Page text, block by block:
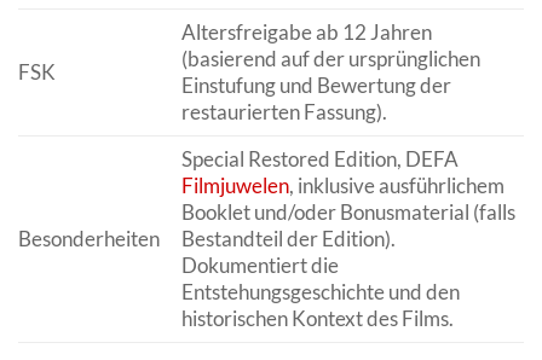
FSK
Altersfreigabe ab 12 Jahren
(basierend auf der ursprünglichen
Einstufung und Bewertung der
restaurierten Fassung).
Besonderheiten
Special Restored Edition, DEFA
Filmjuwelen, inklusive ausführlichem
Booklet und/oder Bonusmaterial (falls
Bestandteil der Edition).
Dokumentiert die
Entstehungsgeschichte und den
historischen Kontext des Films.